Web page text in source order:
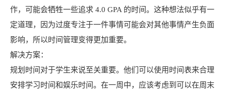
作，可能会牺牲一些追求 4.0 GPA 的时间。这种想法似乎有一
定道理，因为过度专注于一件事情可能会对其他事情产生负面
影响，所以时间管理变得更加重要。
解决方案：
规划时间对于学生来说至关重要。他们可以使用时间表来合理
安排学习时间和娱乐时间。在一周中，应该考虑到可以在周末